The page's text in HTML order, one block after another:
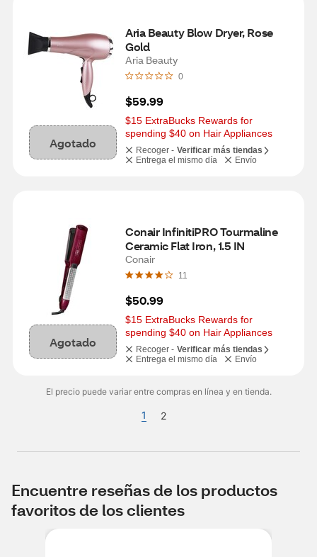
Agotado
Aria Beauty Blow Dryer, Rose
Gold
Aria Beauty
0
$59.99
$15 ExtraBucks Rewards for
spending $40 on Hair Appliances
Recoger - Verificar más tiendas
Entrega el mismo día
Envío
Agotado
Conair InfinitiPRO Tourmaline
Ceramic Flat Iron, 1.5 IN
Conair
11
$50.99
$15 ExtraBucks Rewards for
spending $40 on Hair Appliances
Recoger - Verificar más tiendas
Entrega el mismo día
Envío
El precio puede variar entre compras en línea y en tienda.
1 2
Encuentre reseñas de los productos
favoritos de los clientes